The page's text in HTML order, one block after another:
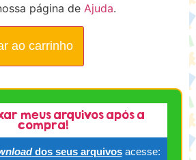
página de Ajuda.
ao carrinho
meus arquivos após a
compra!
dos seus arquivos acesse: